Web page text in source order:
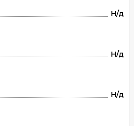
Н/д
Н/д
Н/д